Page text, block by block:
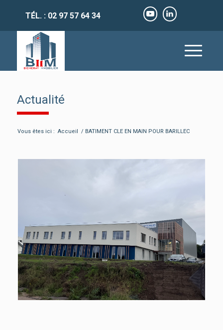
TÉL. : 02 97 57 64 34
Actualité
Vous êtes ici : Accueil / BATIMENT CLE EN MAIN POUR BARILLEC